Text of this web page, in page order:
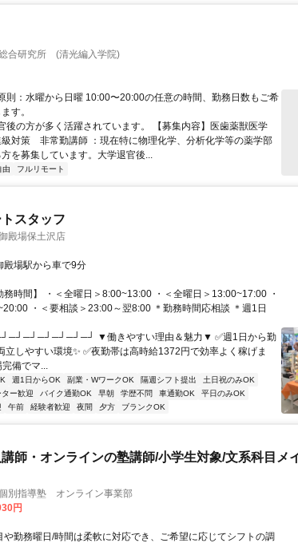
合研究所 (清光編入学院)
則：水曜から日曜 10:00〜20:00の任意の時間、勤務日数もご希
す。
後の方が多く活躍されています。 【募集内容】医歯薬獣医学
対策 非常勤講師 ：現在特に物理化学、分析化学等の薬学部
を募集しています。大学退官後...
由 フルリモート
スタッフ
殿場保土沢店
殿場駅から車で9分
務時間】 ・＜全曜日＞8:00~13:00 ・＜全曜日＞13:00~17:00 ・
・＜要相談＞23:00～翌8:00 ＊勤務時間応相談 ＊週1日
▼働きやすい理由＆魅力▼ ✅週1日から勤
立しやすい環境✨ ✅夜勤帯は高時給1372円で効率よく稼げま
完備でマ...
週1日からOK 副業・WワークOK 隔週シフト提出
土日祝のみOK
ター歓迎 バイク通勤OK 早朝 学歴不問 車通勤OK
平日のみOK
午前 経験者歓迎 夜間 夕方 ブランクOK
講師・オンラインの塾講師/小学生対象/文系科目メ
別指導塾 オンライン事業部
円
や勤務曜日/時間は柔軟に対応でき、ご希望に応じてシフトの調